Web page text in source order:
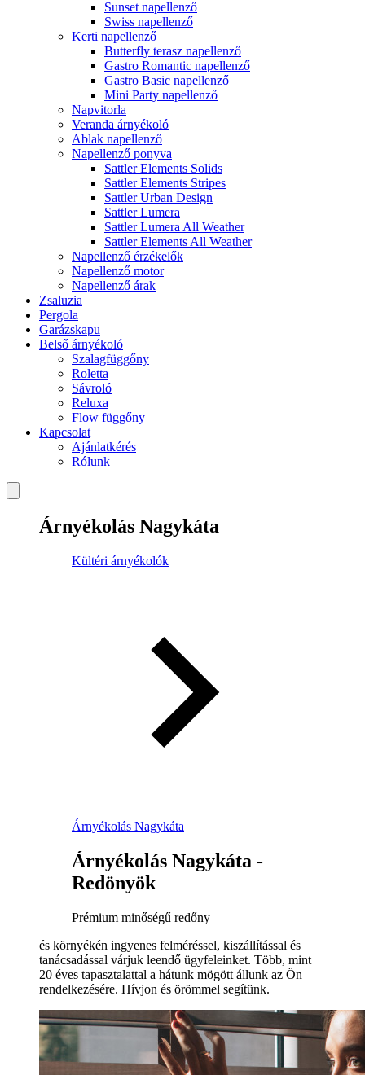
Sunset napellenző
Swiss napellenző
Kerti napellenző
Butterfly terasz napellenző
Gastro Romantic napellenző
Gastro Basic napellenző
Mini Party napellenző
Napvitorla
Veranda árnyékoló
Ablak napellenző
Napellenző ponyva
Sattler Elements Solids
Sattler Elements Stripes
Sattler Urban Design
Sattler Lumera
Sattler Lumera All Weather
Sattler Elements All Weather
Napellenző érzékelők
Napellenző motor
Napellenző árak
Zsaluzia
Pergola
Garázskapu
Belső árnyékoló
Szalagfüggőny
Roletta
Sávroló
Reluxa
Flow függőny
Kapcsolat
Ajánlatkérés
Rólunk
Árnyékolás Nagykáta
Kültéri árnyékolók
Árnyékolás Nagykáta
Árnyékolás Nagykáta -
Redönyök
Prémium minőségű redőny
és környékén ingyenes felméréssel, kiszállítással és
tanácsadással várjuk leendő ügyfeleinket. Több, mint
20 éves tapasztalattal a hátunk mögött állunk az Ön
rendelkezésére. Hívjon és örömmel segítünk.